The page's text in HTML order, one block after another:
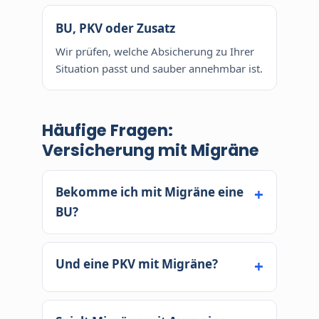
BU, PKV oder Zusatz
Wir prüfen, welche Absicherung zu Ihrer
Situation passt und sauber annehmbar ist.
Häufige Fragen:
Versicherung mit Migräne
Bekomme ich mit Migräne eine
BU?
Bei gelegentlichen Attacken ohne
Arbeitsausfall häufig ja - oft als
schwere Verläufe werden genauer
Und eine PKV mit Migräne?
Meist ja, oft ohne oder mit kleinem